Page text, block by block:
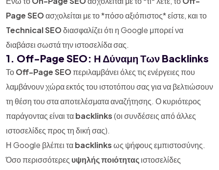
Page SEOασχολείται με το *πόσο αξιόπιστος* είστε, και το
Technical SEOδιασφαλίζει ότι η Google μπορεί να
διαβάσει σωστά την ιστοσελίδα σας.
1. Off-Page SEO: Η Δύναμη Των Backlinks
ΤοOff-Page SEOπεριλαμβάνει όλες τις ενέργειες που
λαμβάνουν χώρα εκτός του ιστοτόπου σας για να βελτιώσουν
τη θέση του στα αποτελέσματα αναζήτησης. Ο κυριότερος
παράγοντας είναι ταbacklinks(οι συνδέσεις από άλλες
ιστοσελίδες προς τη δική σας).
Η Google βλέπει ταbacklinksως ψήφους εμπιστοσύνης.
Όσο περισσότερες υψηλής ποιότηταςιστοσελίδες